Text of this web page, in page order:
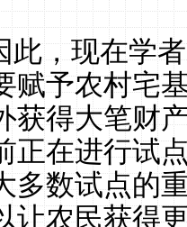
此，现在学
赋予农村宅
获得大笔财
正在进行试
多数试点的
让农民获得